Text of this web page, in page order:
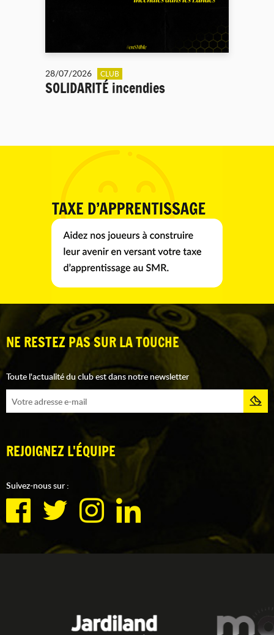
28/07/2026 CLUB
SOLIDARITÉ incendies
NE RESTEZ PAS SUR LA TOUCHE
Toute l'actualité du club est dans notre newsletter
REJOIGNEZ L'ÉQUIPE
Suivez-nous sur :